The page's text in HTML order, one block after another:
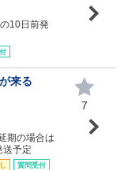
10日前発
来る
期の場合は
送予定
質問受付
7